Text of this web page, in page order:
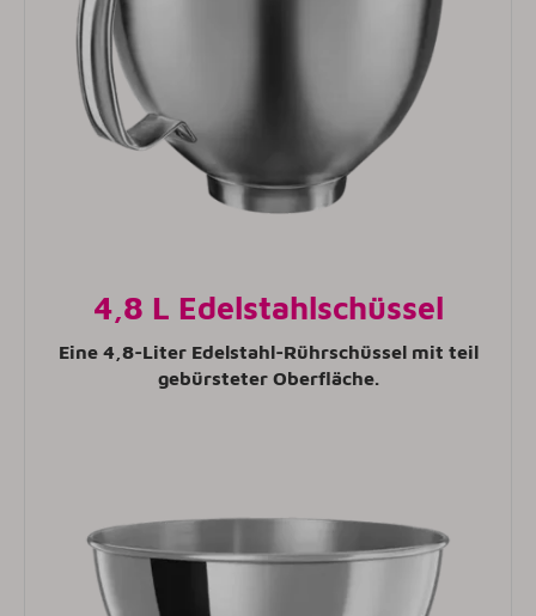
4,8 L Edelstahlschüssel
Eine 4,8-Liter Edelstahl-Rührschüssel mit teil
gebürsteter Oberfläche.